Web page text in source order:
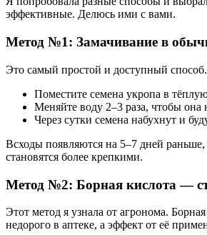
эффективные. Делюсь ими с вами.
Метод №1: Замачивание в
Это самый простой и доступный способ.
Поместите семена укропа в
Меняйте воду 2–3 раза, чтобы она
Через сутки семена набухнут и
Всходы появляются на 5–7 дней раньше,
становятся более крепкими.
Метод №2: Борная кислота —
Этот метод я узнала от агронома.
недорого в аптеке, а эффект от её